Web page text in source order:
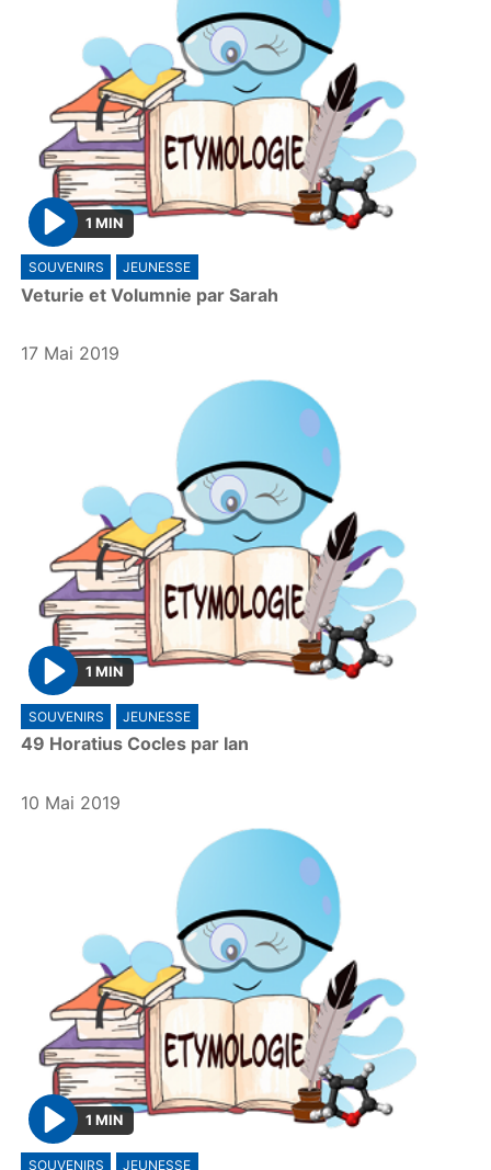
P
l
a
1 MIN
SOUVENIRS JEUNESSE
Veturie et Volumnie par Sarah
17 Mai 2019
P
l
a
1 MIN
SOUVENIRS JEUNESSE
49 Horatius Cocles par Ian
10 Mai 2019
P
1 MIN
SOUVENIRS JEUNESSE